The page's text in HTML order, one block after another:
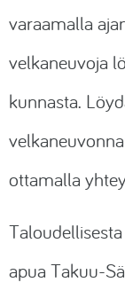
varaamalla
velkaneuvoja
kunnasta.
ottamalla
apua Takuu-